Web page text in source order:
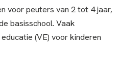
voor peuters van 2 tot 4 jaar,
basisschool. Vaak
(VE) voor kinderen